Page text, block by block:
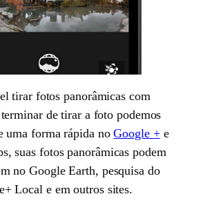
tirar fotos panorâmicas com
de tirar a foto podemos
uma forma rápida noGoogle +e
suas fotos panorâmicas podem
no Google Earth, pesquisa do
Local e em outros sites.